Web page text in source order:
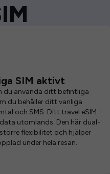
SIM aktivt
du använda ditt befintliga
du behåller ditt vanliga
och SMS. Ditt travel eSIM
utomlands. Den här dual-
flexibilitet och hjälper
under hela resan.